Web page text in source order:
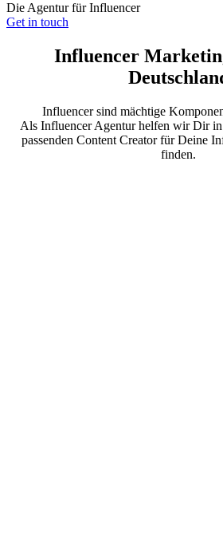
Die Agentur für Influencer
Get in touch
Influencer
Influencer sind mächtige
Als Influencer Agentur helfen wir Dir in
passenden Content Creator für Deine
finden.